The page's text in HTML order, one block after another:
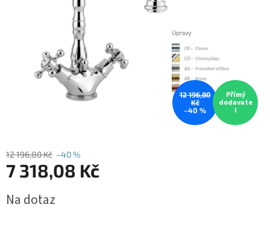
12 196,80
Kč
–40 %
Přímý
dodavate
l
12 196,80 Kč –40 %
7 318,08 Kč
cena:
Na dotaz